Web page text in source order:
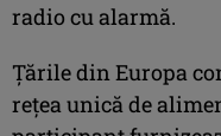
radio cu alarmă.
Ţările din Europa
reţea unică de